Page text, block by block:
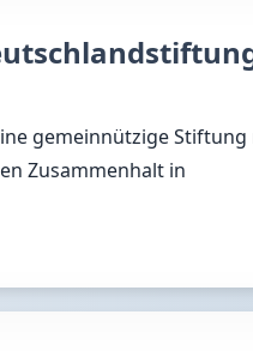
gemeinnützige
Zusammenhalt in